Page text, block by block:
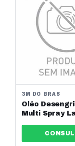
3M DO BRAS
Oléo
Multi Spray
H0001795725